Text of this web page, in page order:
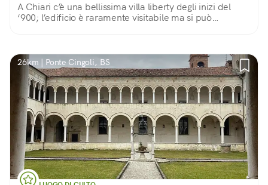
A Chiari c’è una bellissima villa liberty degli inizi del
‘900; l’edificio è raramente visitabile ma si può
26km | Ponte Cingoli, BS